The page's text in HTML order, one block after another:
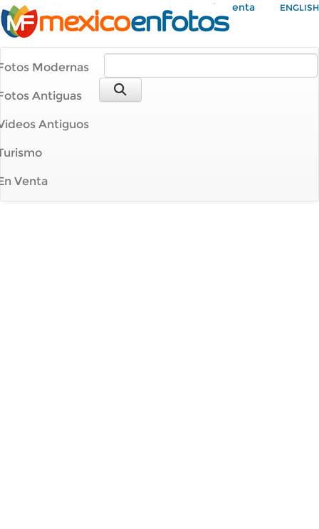
Mi Cuenta ENGLISH
Modernas
Antiguas
Antiguos
Venta